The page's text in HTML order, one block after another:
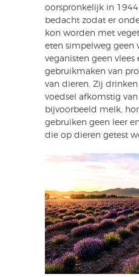
oorspronkelijk in
bedacht zodat er
kon worden met
eten simpelweg geen
veganisten geen vlees
gebruikmaken van
van dieren. Zij
voedsel afkomstig
bijvoorbeeld melk,
gebruiken geen leer
die op dieren getest